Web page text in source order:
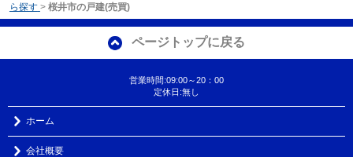
ら探す > 桜井市の戸建(売買)
ページトップに戻る
営業時間:09:00～20：00
定休日:無し
ホーム
会社概要